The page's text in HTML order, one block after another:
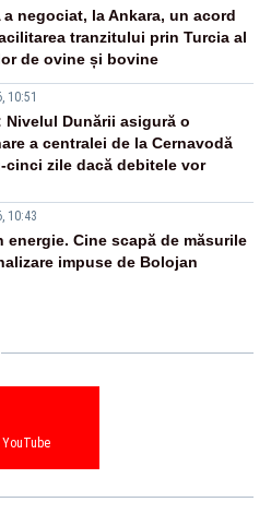
a negociat, la Ankara, un acord
tranzitului prin Turcia al
de ovine și bovine
10:51
Nivelul Dunării asigură o
a centralei de la Cernavodă
cinci zile dacă debitele vor
10:43
energie. Cine scapă de măsurile
impuse de Bolojan
YouTube